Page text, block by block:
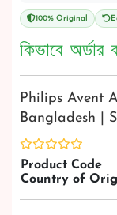
100% Original
কিভাবে অর্ডার
Philips Avent
Bangladesh |
Product Code
Country of